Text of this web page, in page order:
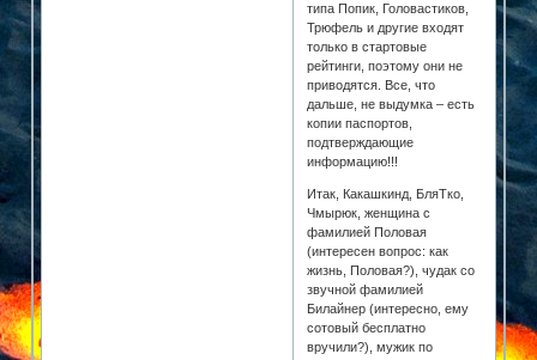
типа Попик, Головастиков,
Трюфель и другие входят
только в стартовые
рейтинги, поэтому они не
приводятся. Все, что
дальше, не выдумка – есть
копии паспортов,
подтверждающие
информацию!!!
Итак, Какашкинд, БляТко,
Чмырюк, женщина с
фамилией Половая
(интересен вопрос: как
жизнь, Половая?), чудак со
звучной фамилией
Билайнер (интересно, ему
сотовый бесплатно
вручили?), мужик по